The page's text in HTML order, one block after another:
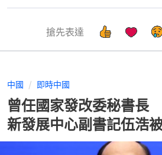
搶先表達
中國 即時中國
曾任國家發改委秘書長
新發展中心副書記伍浩